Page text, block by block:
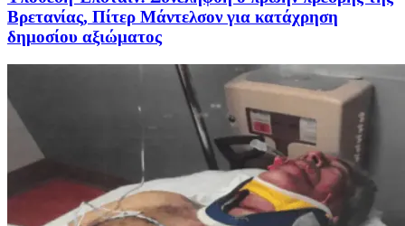
Βρετανίας, Πίτερ Μάντελσον για κατάχρηση
δημοσίου αξιώματος